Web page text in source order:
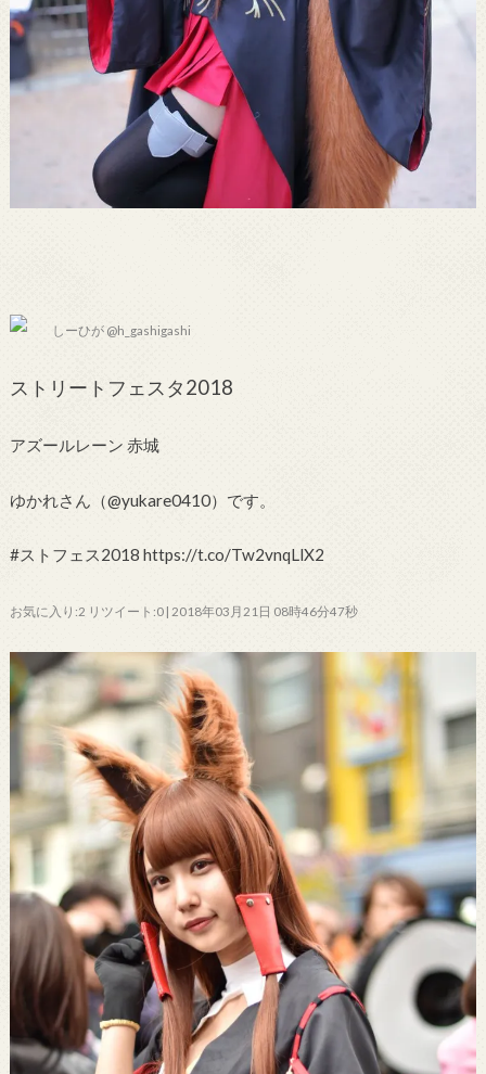
しーひが @h_gashigashi
ストリートフェスタ2018
アズールレーン 赤城
ゆかれさん（@yukare0410）です。
#ストフェス2018 https://t.co/Tw2vnqLlX2
お気に入り:2 リツイート:0 | 2018年03月21日 08時46分47秒